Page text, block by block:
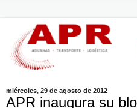
miércoles, 29 de agosto de 2012
APR inaugura su